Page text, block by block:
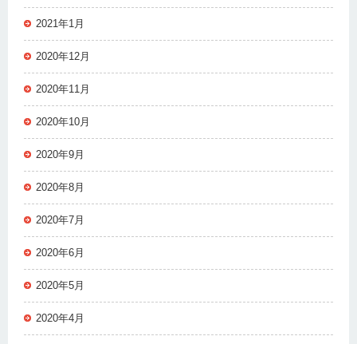
2021年1月
2020年12月
2020年11月
2020年10月
2020年9月
2020年8月
2020年7月
2020年6月
2020年5月
2020年4月